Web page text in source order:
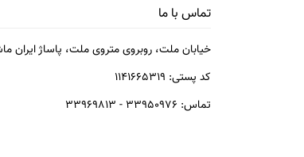
تماس با ما
خیابان ملت، روبروی متروی ملت، پاساژ ایران
کد پستی: ۱۱۴۱۶۶۵۳۱۹
تماس: ۳۳۹۵۰۹۷۶ - ۳۳۹۶۹۸۱۳